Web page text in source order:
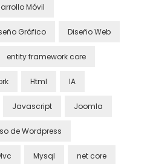
Móvil
Gráfico Diseño Web
entity framework core
Html IA
Javascript Joomla
de Wordpress
Mysql net core